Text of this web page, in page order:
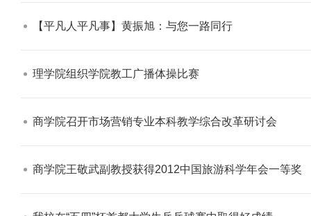
【平凡人平凡事】黄振旭：与您一路同行​
理学院组织学院教工广播体操比赛​
商学院召开市场营销专业本科教学综合改革研讨会​
商学院王敬武副教授获得2012中国旅游科学年会一等奖​